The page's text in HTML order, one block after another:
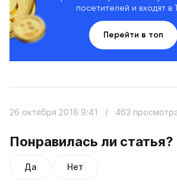
посетителей и входят в
Перейти в топ
Понравилась ли статья?
Да Нет
26 октября 2018 9:41 / 463